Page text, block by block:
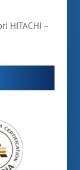
HITACHI –